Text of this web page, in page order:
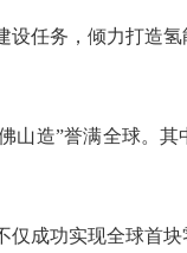
任务，倾力打造氢
造”誉满全球。其
成功实现全球首块